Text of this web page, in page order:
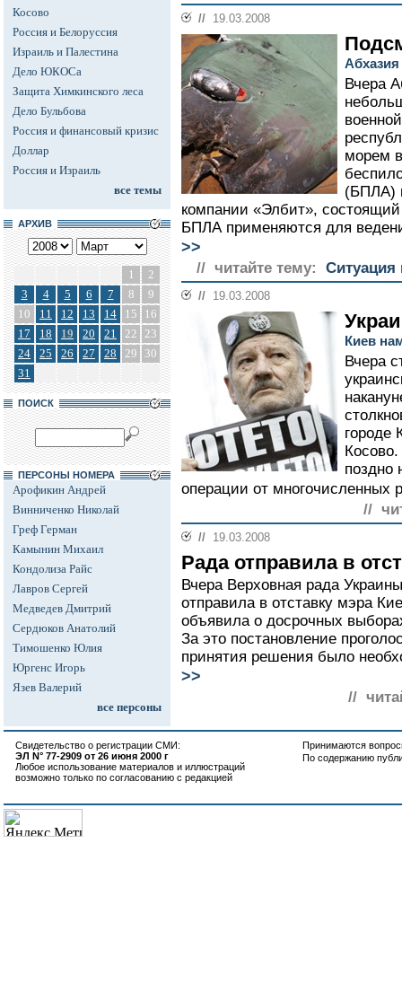
Косово
Россия и Белоруссия
Израиль и Палестина
Дело ЮКОСа
Защита Химкинского леса
Дело Бульбова
Россия и финансовый кризис
Доллар
Россия и Израиль
все темы
АРХИВ
1
2
3
4 5 6 7 8
9
10
11 12 13 14 15
16
17
18 19 20 21 22 23
24
25 26 27 28 29
30
31
ПОИСК
ПЕРСОНЫ НОМЕРА
Арофикин Андрей
Винниченко Николай
Греф Герман
Камынин Михаил
Кондолиза Райс
Лавров Сергей
Медведев Дмитрий
Сердюков Анатолий
Тимошенко Юлия
Юргенс Игорь
Язев Валерий
все персоны
// 19.03.2008
Вчера
морем
(БПЛА)
компании «Элбит»,
БПЛА применяются для
>>
// читайте тему: Ситуация
// 19.03.2008
Киев
Вчера
городе
поздно
операции от многочисленных
//
// 19.03.2008
Рада отправила в
Вчера Верховная рада
отправила в отставку мэра
объявила о досрочных
За это постановление
принятия решения было
>>
//
Свидетельство о регистрации СМИ:
ЭЛ N° 77-2909 от 26 июня 2000 г
Любое использование материалов и иллюстраций
возможно только по согласованию с редакцией
Принимаются
По содержанию